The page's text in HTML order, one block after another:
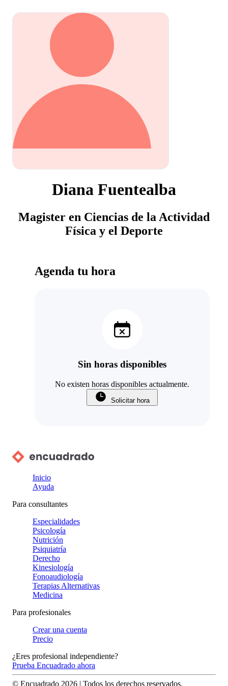
Diana Fuentealba
Magister en Ciencias de la Actividad
Física y el Deporte
Agenda tu hora
Sin horas disponibles
No existen horas disponibles actualmente.
Solicitar hora
Inicio
Ayuda
Para consultantes
Especialidades
Psicología
Nutrición
Psiquiatría
Derecho
Kinesiología
Fonoaudiología
Terapias Alternativas
Medicina
Para profesionales
Crear una cuenta
Precio
¿Eres profesional independiente?
Prueba Encuadrado ahora
© Encuadrado 2026 | Todos los derechos reservados.